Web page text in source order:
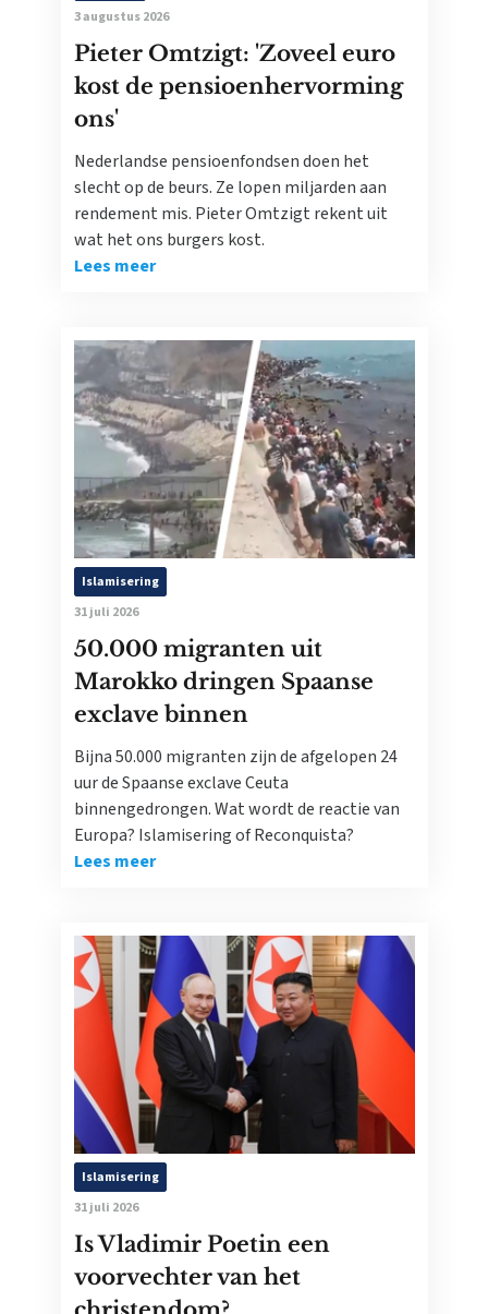
3 augustus 2026
Pieter Omtzigt: 'Zoveel euro
kost de pensioenhervorming
ons'
Nederlandse pensioenfondsen doen het
slecht op de beurs. Ze lopen miljarden aan
rendement mis. Pieter Omtzigt rekent uit
wat het ons burgers kost.
Lees meer
Islamisering
31 juli 2026
50.000 migranten uit
Marokko dringen Spaanse
exclave binnen
Bijna 50.000 migranten zijn de afgelopen 24
uur de Spaanse exclave Ceuta
binnengedrongen. Wat wordt de reactie van
Europa? Islamisering of Reconquista?
Lees meer
Islamisering
31 juli 2026
Is Vladimir Poetin een
voorvechter van het